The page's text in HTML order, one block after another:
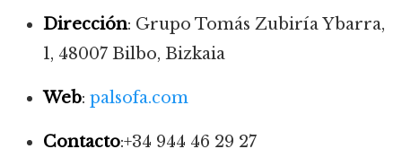
Dirección: Grupo Tomás Zubiría Ybarra,
1, 48007 Bilbo, Bizkaia
Web: palsofa.com
Contacto:+34 944 46 29 27